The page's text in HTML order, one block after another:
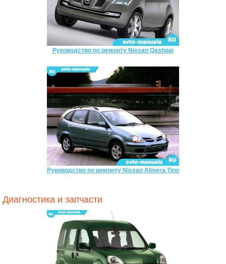
Руководство по ремонту Nissan Qashqai
Руководство по ремонту Nissan Almera Tino
Диагностика и запчасти